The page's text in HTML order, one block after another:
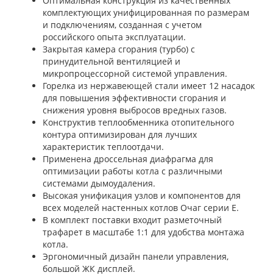
комплектующих унифицированная по размерам
и подключениям, созданная с учетом
российского опыта эксплуатации.
Закрытая камера сгорания (турбо) с
принудительной вентиляцией и
микропроцессорной системой управления.
Горелка из нержавеющей стали имеет 12 насадок
для повышения эффективности сгорания и
снижения уровня выбросов вредных газов.
Конструктив теплообменника отопительного
контура оптимизирован для лучших
характеристик теплоотдачи.
Применена дроссельная диафрагма для
оптимизации работы котла с различными
системами дымоудаления.
Высокая унификация узлов и компонентов для
всех моделей настенных котлов Очаг серии Е.
В комплект поставки входит разметочный
трафарет в масштабе 1:1 для удобства монтажа
котла.
Эргономичный дизайн панели управления,
большой ЖК дисплей.